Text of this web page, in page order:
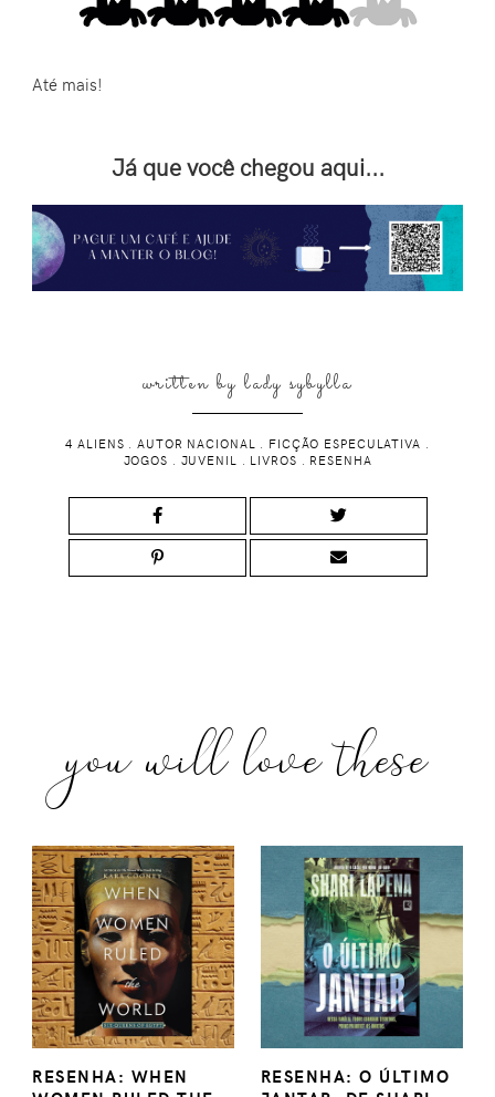
Até mais!
Já que você chegou aqui...
written bylady sybylla
4 ALIENS .AUTOR NACIONAL FICÇÃO ESPECULATIVA
JOGOS
JUVENIL LIVROS RESENHA
you will love these
RESENHA: WHEN
RESENHA: O ÚLTIMO